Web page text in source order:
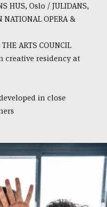
HUS, Oslo / JULIDANS,
OPERA &
ARTS COUNCIL
creative residency at
in close